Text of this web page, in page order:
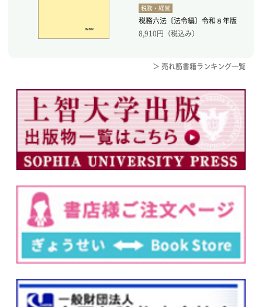
税務・経営
税務六法〔法令編〕令和８年版
8,910円（税込み）
＞ 売れ筋書籍ランキング一覧